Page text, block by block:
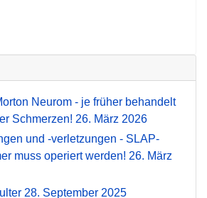
Neurom - je früher behandelt
Schmerzen! 26. März 2026
und -verletzungen - SLAP-
muss operiert werden! 26. März
28. September 2025